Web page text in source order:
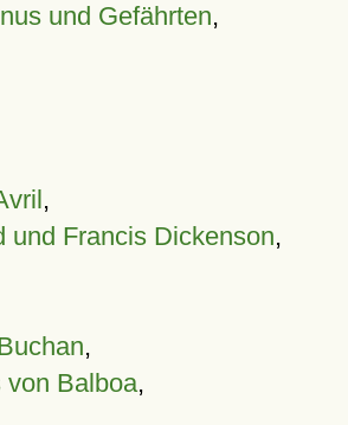
und Gefährten,
,
und Francis Dickenson,
,
von Balboa,